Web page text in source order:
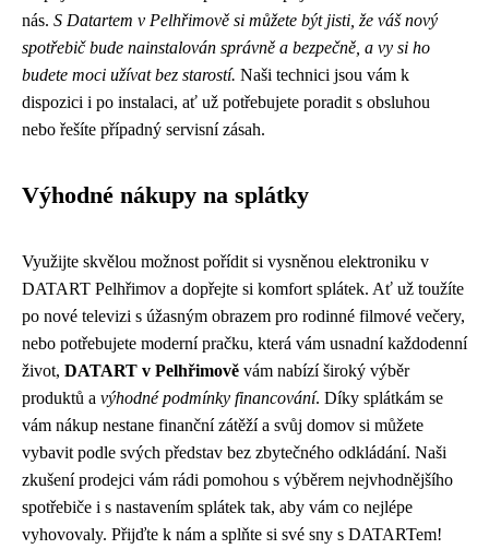
nás. S Datartem v Pelhřimově si můžete být jisti, že váš nový
spotřebič bude nainstalován správně a bezpečně, a vy si ho
budete moci užívat bez starostí. Naši technici jsou vám k
dispozici i po instalaci, ať už potřebujete poradit s obsluhou
nebo řešíte případný servisní zásah.
Výhodné nákupy na splátky
Využijte skvělou možnost pořídit si vysněnou elektroniku v
DATART Pelhřimov a dopřejte si komfort splátek. Ať už toužíte
po nové televizi s úžasným obrazem pro rodinné filmové večery,
nebo potřebujete moderní pračku, která vám usnadní každodenní
život, DATART v Pelhřimově vám nabízí široký výběr
produktů a výhodné podmínky financování. Díky splátkám se
vám nákup nestane finanční zátěží a svůj domov si můžete
vybavit podle svých představ bez zbytečného odkládání. Naši
zkušení prodejci vám rádi pomohou s výběrem nejvhodnějšího
spotřebiče i s nastavením splátek tak, aby vám co nejlépe
vyhovovaly. Přijďte k nám a splňte si své sny s DATARTem!